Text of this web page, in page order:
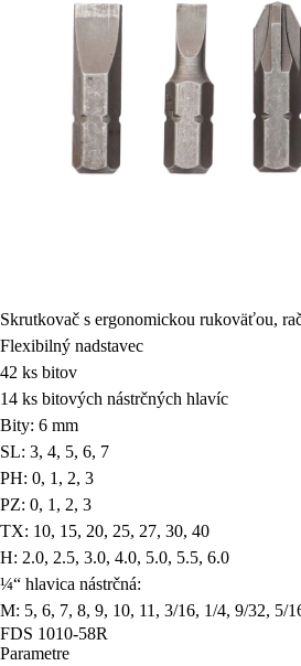
Skrutkovač s ergonomickou rukoväťou,
Flexibilný nadstavec
42 ks bitov
14 ks bitových nástrčných hlavíc
Bity: 6 mm
SL: 3, 4, 5, 6, 7
PH: 0, 1, 2, 3
PZ: 0, 1, 2, 3
TX: 10, 15, 20, 25, 27, 30, 40
H: 2.0, 2.5, 3.0, 4.0, 5.0, 5.5, 6.0
¼“ hlavica nástrčná:
M: 5, 6, 7, 8, 9, 10, 11, 3/16, 1/4, 9/32, 5/
FDS 1010-58R
Parametre